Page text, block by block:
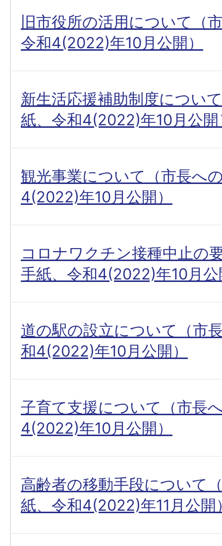
旧市役所の活用について（
令和4(2022)年10月公開）
新生活応援補助制度につい
紙、令和4(2022)年10月公開
観光事業について（市長へ
4(2022)年10月公開）
コロナワクチン接種中止の
手紙、令和4(2022)年10月公
道の駅の設立について（市
和4(2022)年10月公開）
子育て支援について（市長
4(2022)年10月公開）
高齢者の移動手段について
紙、令和4(2022)年11月公開